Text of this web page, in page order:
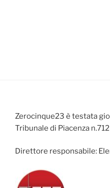
Zerocinque23 è testata
Tribunale di Piacenza
Direttore responsabile: